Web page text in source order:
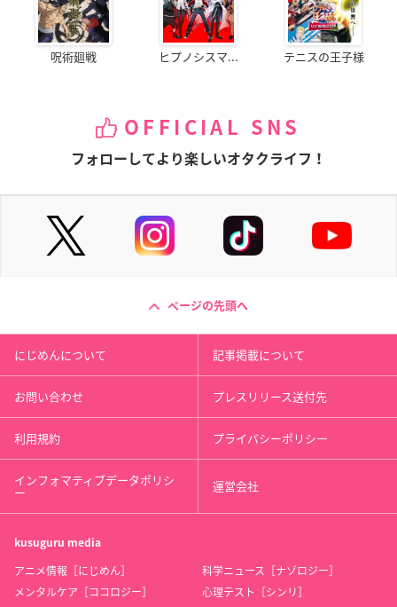
呪術廻戦 ヒプノシスマ... テニスの王子様
OFFICIAL SNS
フォローしてより楽しいオタクライフ！
ページの先頭へ
にじめんについて 記事掲載について
お問い合わせ プレスリリース送付先
利用規約 プライバシーポリシー
インフォマティブデータポリシ
ー 運営会社
kusuguru media
アニメ情報［にじめん］
科学ニュース［ナゾロジー］
メンタルケア［ココロジー］
心理テスト［シンリ］